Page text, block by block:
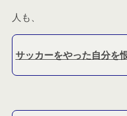
人も、
サッカーをやった自分を